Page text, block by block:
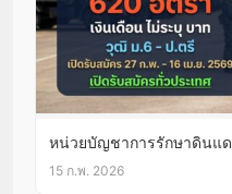
หน่วยบัญชาการรักษาดินแ
15 ก.พ. 2026